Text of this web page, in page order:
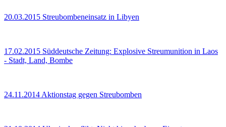
20.03.2015 Streubombeneinsatz in Libyen
17.02.2015 Süddeutsche Zeitung: Explosive Streumunition in Laos
- Stadt, Land, Bombe
24.11.2014 Aktionstag gegen Streubomben